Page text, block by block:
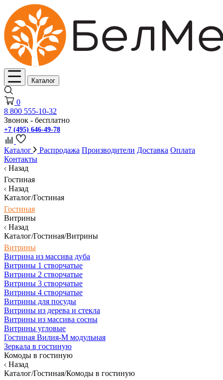
Каталог
0
8 800 555-10-32
Звонок - бесплатно
+7 (495) 646-49-78
Каталог Распродажа Производители Доставка Оплата
Контакты
Назад
Гостиная
Назад
Каталог/Гостиная
Гостиная
Витрины
Назад
Каталог/Гостиная/Витрины
Витрины
Витрина из массива дуба
Витрины 1 створчатые
Витрины 2 створчатые
Витрины 3 створчатые
Витрины 4 створчатые
Витрины для посуды
Витрины из дерева и стекла
Витрины из массива сосны
Витрины угловые
Гостиная Вилия-М модульная
Зеркала в гостиную
Комоды в гостиную
Назад
Каталог/Гостиная/Комоды в гостиную